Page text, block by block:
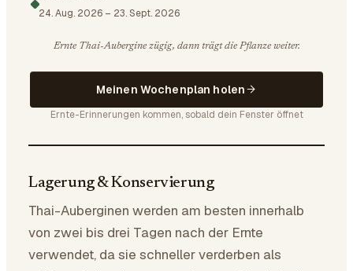
24. Aug. 2026 – 23. Sept. 2026
Ernte Thai-Aubergine zügig, dann trägt die Pflanze weiter.
Meinen Wochenplan holen
Ernte-Erinnerungen kommen, sobald dein Fenster öffnet
Lagerung & Konservierung
Thai-Auberginen werden am besten innerhalb
von zwei bis drei Tagen nach der Ernte
verwendet, da sie schneller verderben als